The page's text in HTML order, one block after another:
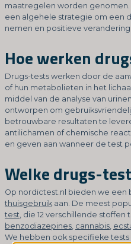
maatregelen worden
een algehele strategie om een
nemen en positieve
Hoe werken
Drugs-tests werken door de
of hun metabolieten in het
middel van de analyse van
ontworpen om
betrouwbare resultaten te
antilichamen of chemische
en geven aan wanneer de test
Welke drugs-
Op nordictest.nl bieden we een
thuisgebruik aan. De meest
test, die 12 verschillende stoffen
benzodiazepines, cannabis,
We hebben ook specifieke